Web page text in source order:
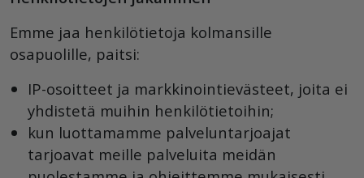
Emme jaa henkilötietoja kolmansille
osapuolille, paitsi:
IP-osoitteet ja markkinointievästeet, joita ei
yhdistetä muihin henkilötietoihin;
kun luottamamme palveluntarjoajat
tarjoavat meille palveluita meidän